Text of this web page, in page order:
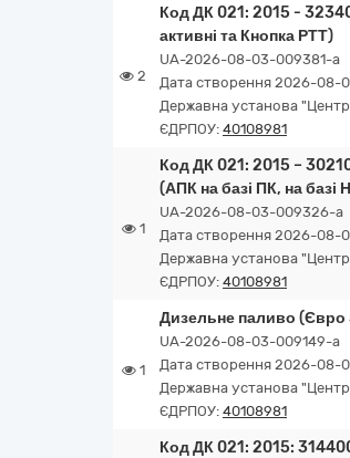
2
Код ДК 021: 2015 -
активні та Кнопка РТТ)
UA-2026-08-03-009381-a
Дата створення 2026-08-
Державна установа "Центр
ЄДРПОУ: 40108981
1
Код ДК 021: 2015 –
(АПК на базі ПК, на базі
UA-2026-08-03-009326-a
Дата створення 2026-08-
Державна установа "Центр
ЄДРПОУ: 40108981
1
Дизельне паливо (Євро
UA-2026-08-03-009149-a
Дата створення 2026-08-
Державна установа "Центр
ЄДРПОУ: 40108981
Код ДК 021: 2015: